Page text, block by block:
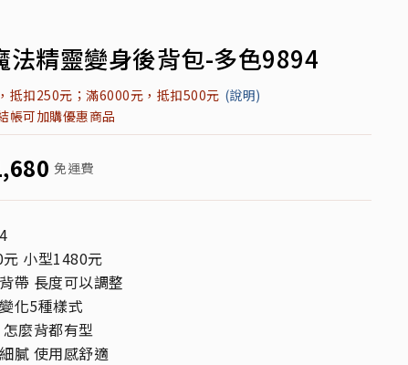
法精靈變身後背包-多色9894
抵扣250元；滿6000元，抵扣500元 (說明)
帳可加購優惠商品
免運費
小型1480元
帶 長度可以調整
化5種樣式
麼背都有型
膩 使用感舒適